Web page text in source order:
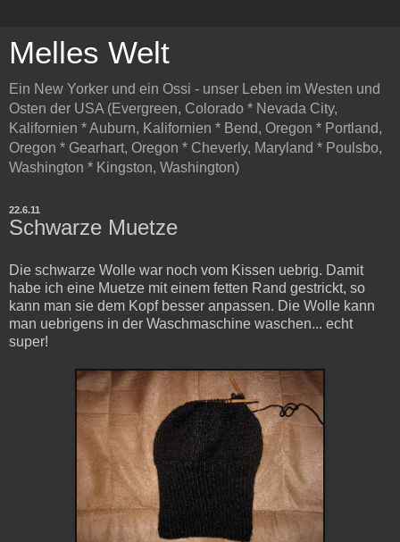
Melles Welt
Ein New Yorker und ein Ossi - unser Leben im Westen und
Osten der USA (Evergreen, Colorado * Nevada City,
Kalifornien * Auburn, Kalifornien * Bend, Oregon * Portland,
Oregon * Gearhart, Oregon * Cheverly, Maryland * Poulsbo,
Washington * Kingston, Washington)
22.6.11
Schwarze Muetze
Die schwarze Wolle war noch vom Kissen uebrig. Damit
habe ich eine Muetze mit einem fetten Rand gestrickt, so
kann man sie dem Kopf besser anpassen. Die Wolle kann
man uebrigens in der Waschmaschine waschen... echt
super!